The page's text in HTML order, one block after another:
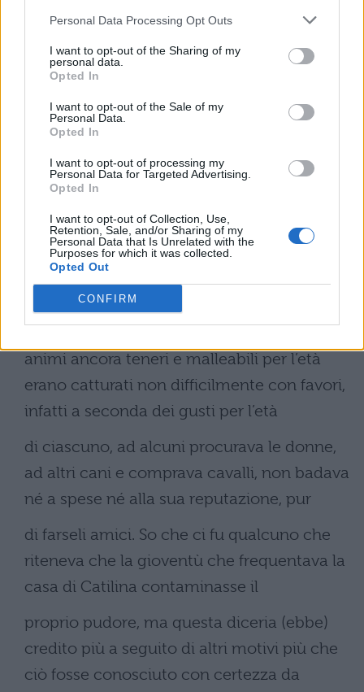
Personal Data Processing Opt Outs
I want to opt-out of the Sharing of my
personal data.
Opted In
I want to opt-out of the Sale of my
Personal Data.
Opted In
I want to opt-out of processing my
Personal Data for Targeted Advertising.
Opted In
I want to opt-out of Collection, Use,
Retention, Sale, and/or Sharing of my
Personal Data that Is Unrelated with the
Purposes for which it was collected.
Opted Out
CONFIRM
della loro lingua con lo spergiuro o con
flagellati, quelli che erano agitati dal
familiare. Questa se qualcuno ancora senza
frequentazione giornaliera e con le
lusinghe, facilmente era reso del tutto
simile agli altri. Ma maggiormente cercava
di ottenere la compagnia dei giovani. I loro
animi ancora teneri e malleabili per l’età
erano catturati non difficilmente con favori,
infatti a seconda dei gusti per l’età
di ciascuno, ad alcuni procurava le donne,
ad altri cani e comprava cavalli, non badava
né a spese né alla sua reputazione, pur
di farseli amici. So che ci fu qualcuno che
riteneva che la gioventù che frequentava la
casa di Catilina contaminasse il
proprio pudore, ma questa diceria (ebbe)
credito più a seguito di altri motivi più che
ciò fosse conosciuto con certezza da